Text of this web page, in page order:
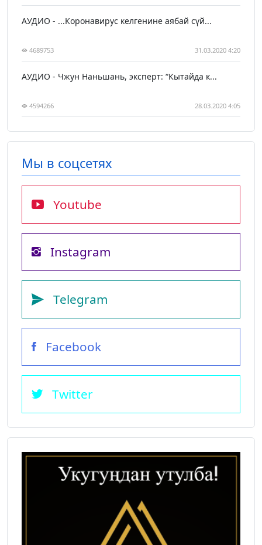
АУДИО - ...Коронавирус келгенине аябай сүй...
4689753 31.03.2020 4:20
АУДИО - Чжун Наньшань, эксперт: “Кытайда к...
4594266 28.03.2020 4:05
Мы в соцсетях
Youtube
Instagram
Telegram
Facebook
Twitter